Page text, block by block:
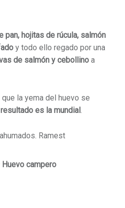
pan, hojitas de rúcula, salmón
y todo ello regado por una
de salmón y cebollinoa
la yema del huevo se
es la mundial.
campero